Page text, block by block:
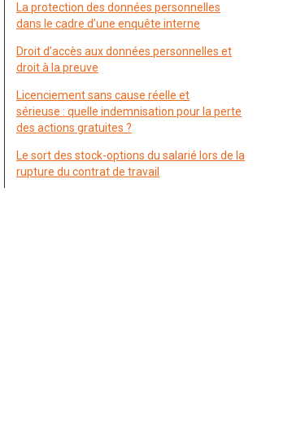
La protection des données personnelles
dans le cadre d’une enquête interne
Droit d’accès aux données personnelles et
droit à la preuve
Licenciement sans cause réelle et
sérieuse : quelle indemnisation pour la perte
des actions gratuites ?
Le sort des stock-options du salarié lors de la
rupture du contrat de travail